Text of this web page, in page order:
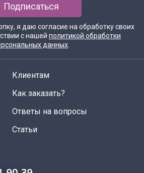
Подписаться
я даю согласие на обработку своих
с нашей политикой обработки
данных
Клиентам
Как заказать?
Ответы на вопросы
Статьи